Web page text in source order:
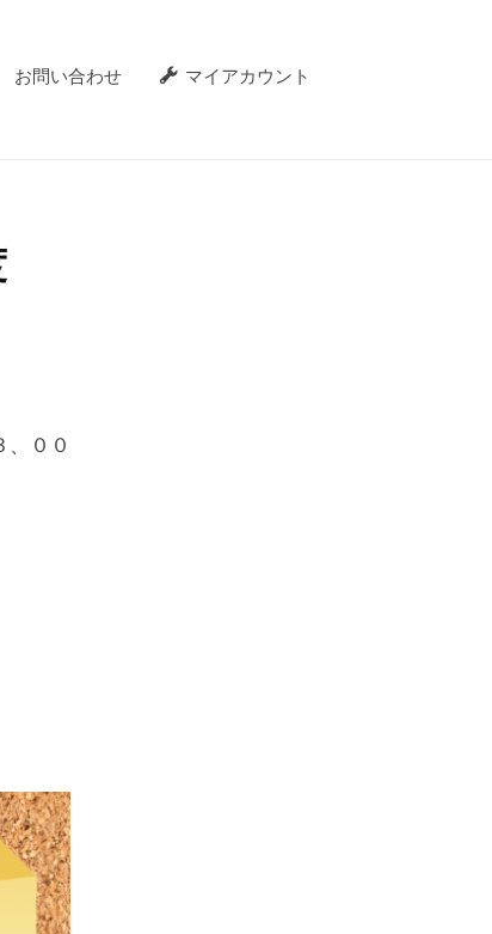
お問い合わせ マイアカウント
、００